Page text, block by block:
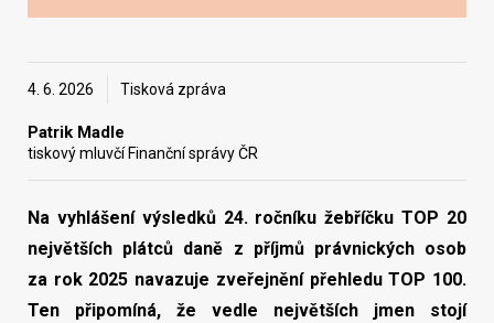
4. 6. 2026 Tisková zpráva
Patrik Madle
tiskový mluvčí Finanční správy ČR
Na vyhlášení výsledků 24. ročníku žebříčku TOP 20
největších plátců daně z příjmů právnických osob
za rok 2025 navazuje zveřejnění přehledu TOP 100.
Ten připomíná, že vedle největších jmen stojí